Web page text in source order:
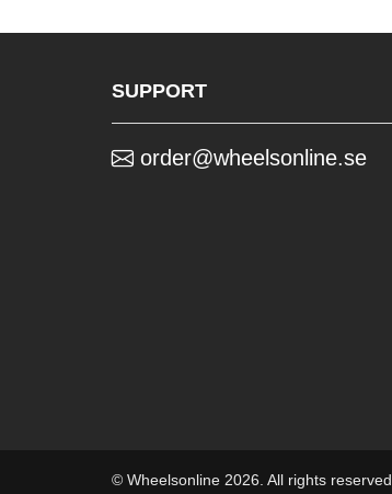
SUPPORT
order@wheelsonline.se
© Wheelsonline 2026. All rights reserved.